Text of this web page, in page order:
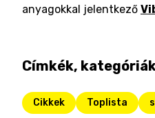
anyagokkal jelentkező
Címkék,
Cikkek Toplista